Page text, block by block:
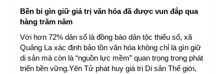
Bền bỉ gìn giữ giá trị văn hóa đã được vun đắp qua
hàng trăm năm
Với hơn 72% dân số là đồng bào dân tộc thiểu số, xã
Quảng La xác định bảo tồn văn hóa không chỉ là gìn giữ
di sản mà còn là “nguồn lực mềm” quan trọng trong phát
triển bền vững.Yên Tử phát huy giá trị Di sản Thế giới,